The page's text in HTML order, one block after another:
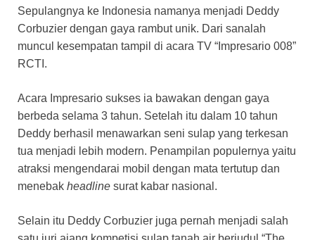
Sepulangnya ke Indonesia namanya menjadi Deddy
Corbuzier dengan gaya rambut unik. Dari sanalah
muncul kesempatan tampil di acara TV “Impresario 008”
RCTI.
Acara Impresario sukses ia bawakan dengan gaya
berbeda selama 3 tahun. Setelah itu dalam 10 tahun
Deddy berhasil menawarkan seni sulap yang terkesan
tua menjadi lebih modern. Penampilan populernya yaitu
atraksi mengendarai mobil dengan mata tertutup dan
menebak headline surat kabar nasional.
Selain itu Deddy Corbuzier juga pernah menjadi salah